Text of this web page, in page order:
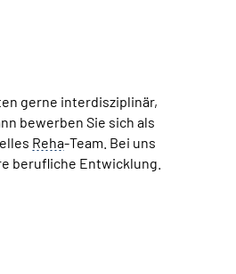
gerne interdisziplinär,
bewerben Sie sich als
Reha-Team . Bei uns
berufliche Entwicklung.